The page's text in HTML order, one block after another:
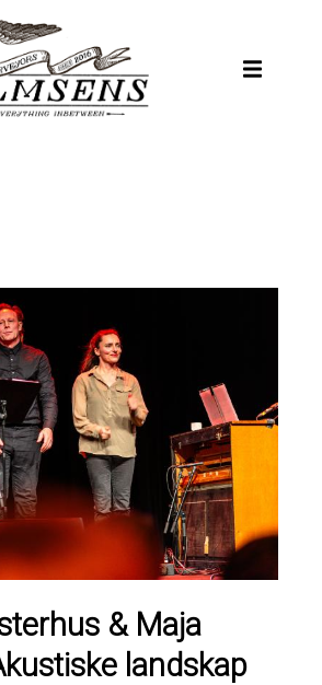
& Maja
landskap